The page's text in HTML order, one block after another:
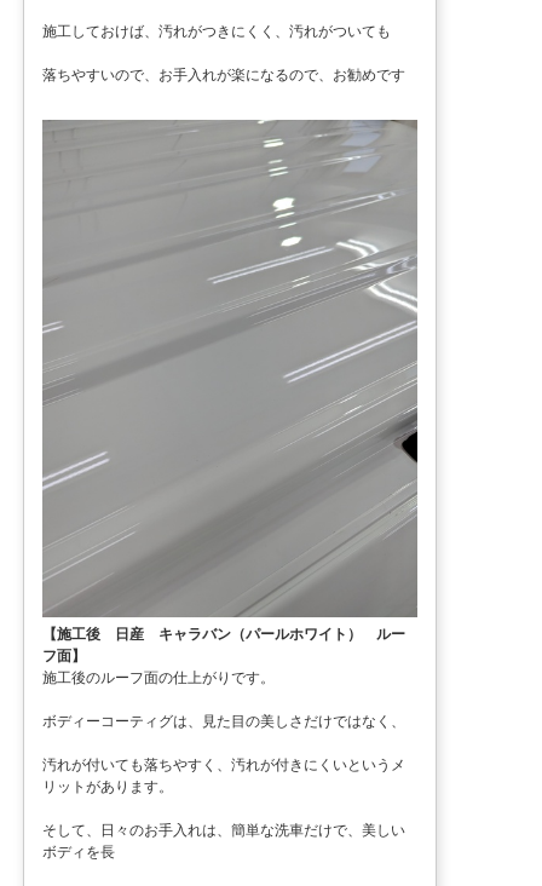
施工しておけば、汚れがつきにくく、汚れがついても
落ちやすいので、お手入れが楽になるので、お勧めです
【施工後 日産 キャラバン（パールホワイト） ルー
フ面】
施工後のルーフ面の仕上がりです。
ボディーコーティグは、見た目の美しさだけではなく、
汚れが付いても落ちやすく、汚れが付きにくいというメ
リットがあります。
そして、日々のお手入れは、簡単な洗車だけで、美しい
ボディを長